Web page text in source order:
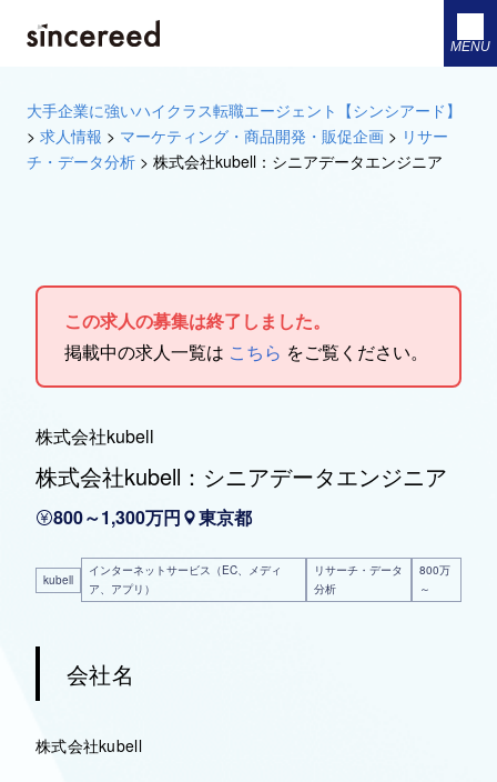
MENU
大手企業に強いハイクラス転職エージェント【シンシアード】
> 求人情報 > マーケティング・商品開発・販促企画 > リサー
チ・データ分析 > 株式会社kubell：シニアデータエンジニア
この求人の募集は終了しました。
掲載中の求人一覧は こちら をご覧ください。
株式会社kubell
株式会社kubell：シニアデータエンジニア
800～1,300万円 東京都
kubell
インターネットサービス（EC、メディ
ア、アプリ）
リサーチ・データ
分析
800万
～
会社名
株式会社kubell